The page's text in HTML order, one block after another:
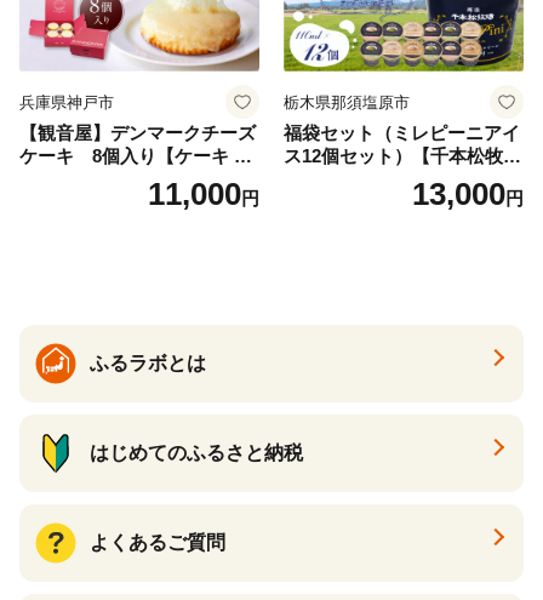
兵庫県神戸市
【観音屋】デンマークチーズ
ケーキ 8個入り【ケーキ チ
ーズケーキ 人気スイーツ お
すすめスイーツ 神戸スイー
11,000円
栃木県那須塩原市
福袋セット（ミレピーニアイ
ス12個セット）【千本松牧
場】 ns025-014-12 【デザー
ト 詰め合わせ ギフト】
13,000円
ふるラボとは
はじめてのふるさと納税
よくあるご質問